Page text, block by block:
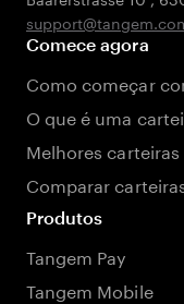
Comece agora
Como começar
O que é uma
Melhores
Comparar
Produtos
Tangem Pay
Tangem Mobile